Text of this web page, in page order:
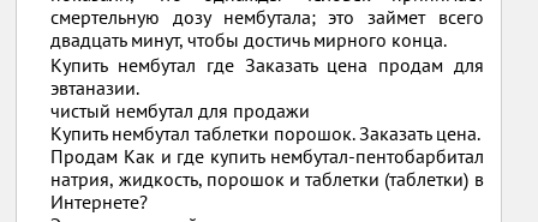
смертельную дозу нембутала; это займет всего
двадцать минут, чтобы достичь мирного конца.
Купить нембутал где Заказать цена продам для
эвтаназии.
чистый нембутал для продажи
Купить нембутал таблетки порошок. Заказать цена.
Продам Как и где купить нембутал-пентобарбитал
натрия, жидкость, порошок и таблетки (таблетки) в
Интернете?